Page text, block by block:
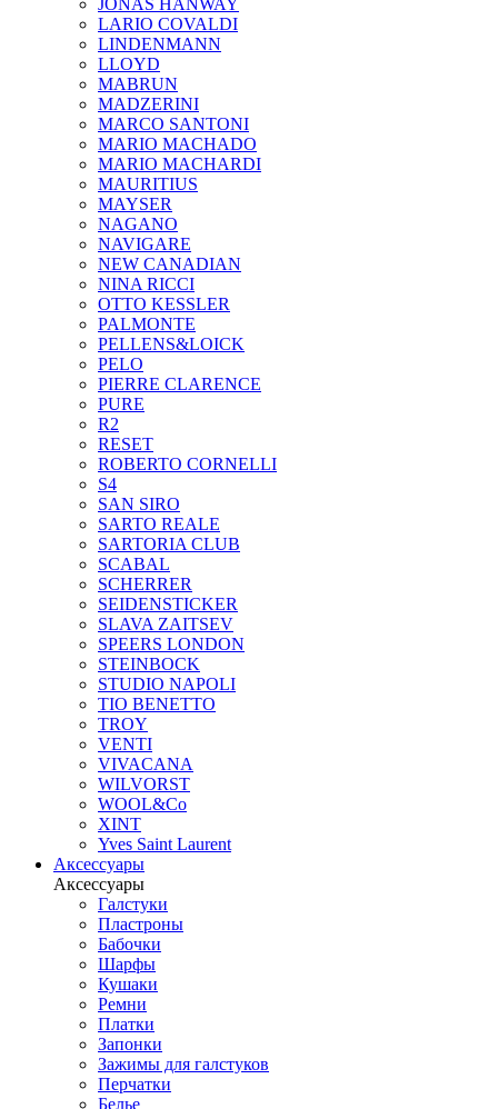
JONAS HANWAY
LARIO COVALDI
LINDENMANN
LLOYD
MABRUN
MADZERINI
MARCO SANTONI
MARIO MACHADO
MARIO MACHARDI
MAURITIUS
MAYSER
NAGANO
NAVIGARE
NEW CANADIAN
NINA RICCI
OTTO KESSLER
PALMONTE
PELLENS&LOICK
PELO
PIERRE CLARENCE
PURE
R2
RESET
ROBERTO CORNELLI
S4
SAN SIRO
SARTO REALE
SARTORIA CLUB
SCABAL
SCHERRER
SEIDENSTICKER
SLAVA ZAITSEV
SPEERS LONDON
STEINBOCK
STUDIO NAPOLI
TIO BENETTO
TROY
VENTI
VIVACANA
WILVORST
WOOL&Co
XINT
Yves Saint Laurent
Аксессуары
Аксессуары
Галстуки
Пластроны
Бабочки
Шарфы
Кушаки
Ремни
Платки
Запонки
Зажимы для галстуков
Перчатки
Белье